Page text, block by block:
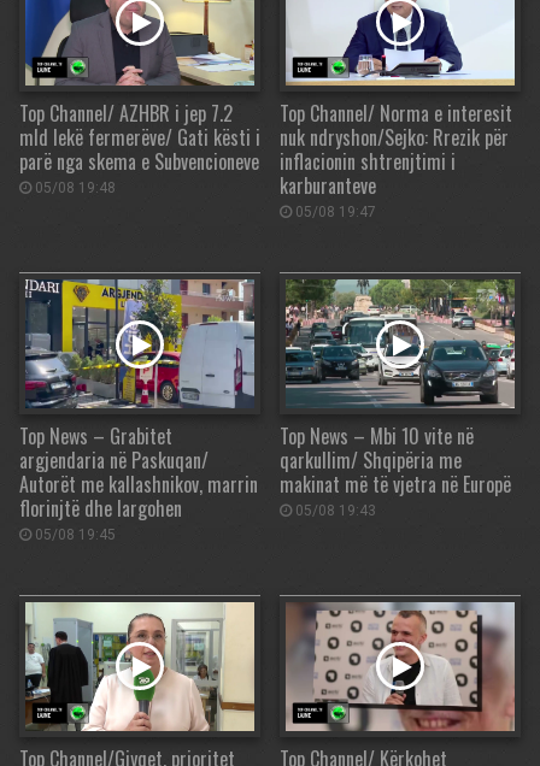
Top Channel/ AZHBR i jep 7.2
mld lekë fermerëve/ Gati kësti i
parë nga skema e Subvencioneve
05/08 19:48
Top Channel/ Norma e interesit
nuk ndryshon/Sejko: Rrezik për
inflacionin shtrenjtimi i
karburanteve
05/08 19:47
Top News – Grabitet
argjendaria në Paskuqan/
Autorët me kallashnikov, marrin
florinjtë dhe largohen
05/08 19:45
Top News – Mbi 10 vite në
qarkullim/ Shqipëria me
makinat më të vjetra në Europë
05/08 19:43
Top Channel/Gjyqet, prioritet
Top Channel/ Kërkohet